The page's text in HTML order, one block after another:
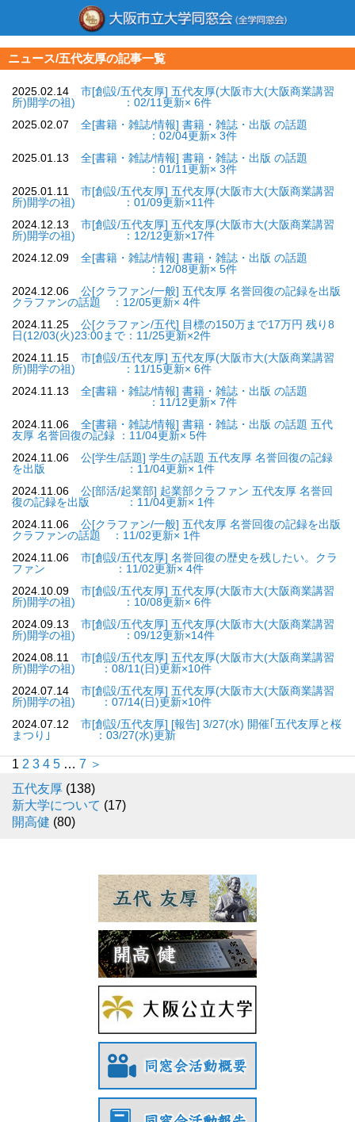
ニュース/五代友厚の記事一覧
2025.02.14
市[創設/五代友厚] 五代友厚(大阪市大(大阪商業講習
所)開学の祖) ：02/11更新× 6件
2025.02.07
全[書籍・雑誌/情報] 書籍・雑誌・出版 の話題
：02/04更新× 3件
2025.01.13
全[書籍・雑誌/情報] 書籍・雑誌・出版 の話題
：01/11更新× 3件
2025.01.11
市[創設/五代友厚] 五代友厚(大阪市大(大阪商業講習
所)開学の祖) ：01/09更新×11件
2024.12.13
市[創設/五代友厚] 五代友厚(大阪市大(大阪商業講習
所)開学の祖) ：12/12更新×17件
2024.12.09
全[書籍・雑誌/情報] 書籍・雑誌・出版 の話題
：12/08更新× 5件
2024.12.06
公[クラファン/一般] 五代友厚 名誉回復の記録を出版
クラファンの話題 ：12/05更新× 4件
2024.11.25
公[クラファン/五代] 目標の150万まで17万円 残り8
日(12/03(火)23:00まで：11/25更新×2件
2024.11.15
市[創設/五代友厚] 五代友厚(大阪市大(大阪商業講習
所)開学の祖) ：11/15更新× 6件
2024.11.13
全[書籍・雑誌/情報] 書籍・雑誌・出版 の話題
：11/12更新× 7件
2024.11.06
全[書籍・雑誌/情報] 書籍・雑誌・出版 の話題 五代
友厚 名誉回復の記録 ：11/04更新× 5件
2024.11.06
公[学生/話題] 学生の話題 五代友厚 名誉回復の記録
を出版 ：11/04更新× 1件
2024.11.06
公[部活/起業部] 起業部クラファン 五代友厚 名誉回
復の記録を出版 ：11/04更新× 1件
2024.11.06
公[クラファン/一般] 五代友厚 名誉回復の記録を出版
クラファンの話題 ：11/02更新× 1件
2024.11.06
市[創設/五代友厚] 名誉回復の歴史を残したい。クラ
ファン ：11/02更新× 4件
2024.10.09
市[創設/五代友厚] 五代友厚(大阪市大(大阪商業講習
所)開学の祖) ：10/08更新× 6件
2024.09.13
市[創設/五代友厚] 五代友厚(大阪市大(大阪商業講習
所)開学の祖) ：09/12更新×14件
2024.08.11
市[創設/五代友厚] 五代友厚(大阪市大(大阪商業講習
所)開学の祖) ：08/11(日)更新×10件
2024.07.14
市[創設/五代友厚] 五代友厚(大阪市大(大阪商業講習
所)開学の祖) ：07/14(日)更新×10件
2024.07.12
市[創設/五代友厚] [報告] 3/27(水) 開催｢五代友厚と桜
まつり｣ ：03/27(水)更新
1 2 3 4 5 … 7 ＞
五代友厚 (138)
新大学について (17)
開高健 (80)